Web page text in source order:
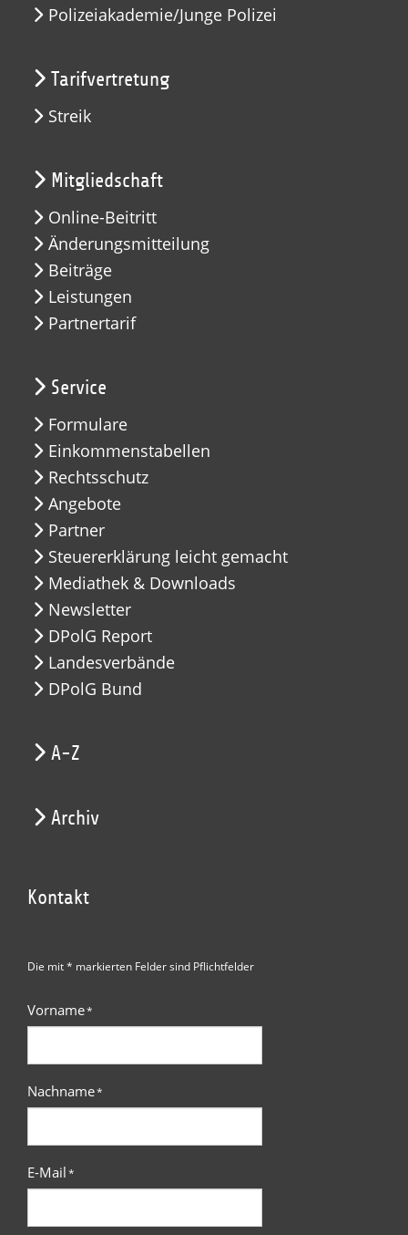
Polizeiakademie/Junge Polizei
Tarifvertretung
Streik
Mitgliedschaft
Online-Beitritt
Änderungsmitteilung
Beiträge
Leistungen
Partnertarif
Service
Formulare
Einkommenstabellen
Rechtsschutz
Angebote
Partner
Steuererklärung leicht gemacht
Mediathek & Downloads
Newsletter
DPolG Report
Landesverbände
DPolG Bund
A-Z
Archiv
Kontakt
Die mit * markierten Felder sind Pflichtfelder
Vorname*
Nachname*
E-Mail*